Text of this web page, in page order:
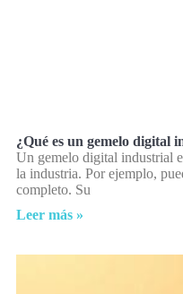
¿Qué es un gemelo digital
Un gemelo digital industrial
la industria. Por ejemplo,
completo. Su
Leer más »